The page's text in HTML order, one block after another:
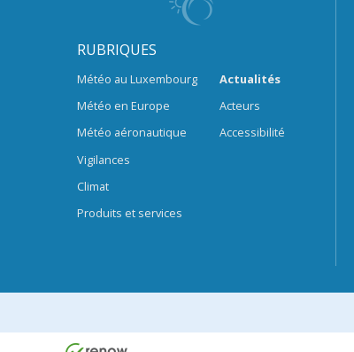
RUBRIQUES
Météo au Luxembourg
Météo en Europe
Météo aéronautique
Vigilances
Climat
Produits et services
Actualités
Acteurs
Accessibilité